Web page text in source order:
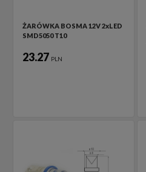
ŻARÓWKA BOSMA 12V 2xLED
SMD5050 T10
23.27 PLN